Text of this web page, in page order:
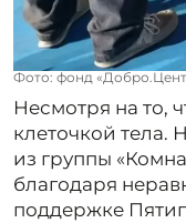
Фото: фонд
Несмотря на то,
клеточкой тела.
из группы
благодаря
поддержке